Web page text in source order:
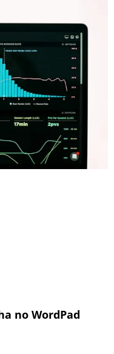
no WordPad